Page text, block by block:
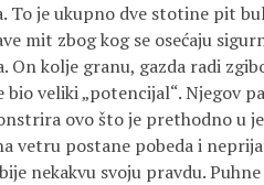
je ukupno dve stotine pit
mit zbog kog se osećaju
On kolje granu, gazda radi
veliki „potencijal“. Njegov
ovo što je prethodno u
vetru postane pobeda i
nekakvu svoju pravdu.